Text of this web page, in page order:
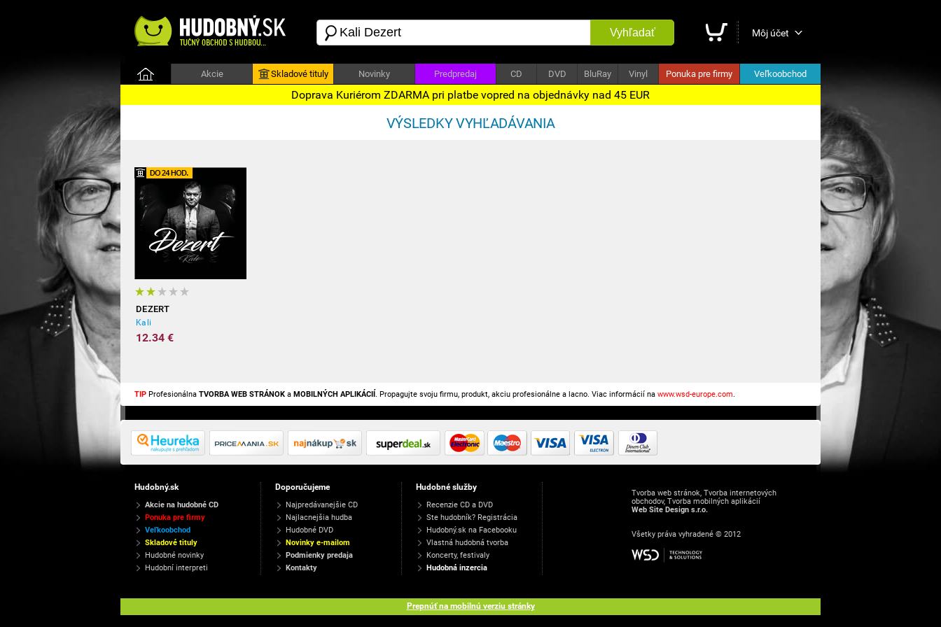
Vyhľadať Môj účet
Akcie Skladové tituly Novinky Predpredaj CD DVD BluRay Vinyl Ponuka pre firmy Veľkoobchod
Doprava Kuriérom ZDARMA pri platbe vopred na objednávky nad 45 EUR
VÝSLEDKY VYHĽADÁVANIA
DEZERT
Kali
12.34 €
TIP Profesionálna TVORBA WEB STRÁNOK a MOBILNÝCH APLIKÁCIÍ. Propagujte svoju firmu, produkt, akciu profesionálne a lacno. Viac informácií na www.wsd-europe.com.
Hudobný.sk
Akcie na hudobné CD
Ponuka pre firmy
Veľkoobchod
Skladové tituly
Hudobné novinky
Hudobní interpreti
Doporučujeme
Najpredávanejšie CD
Najlacnejšia hudba
Hudobné DVD
Novinky e-mailom
Podmienky predaja
Kontakty
Hudobné služby
Recenzie CD a DVD
Ste hudobník? Registrácia
Hudobný.sk na Facebooku
Vlastná hudobná tvorba
Koncerty, festivaly
Hudobná inzercia
Tvorba web stránok, Tvorba internetových
obchodov, Tvorba mobilných aplikácií
Web Site Design s.r.o.
Všetky práva vyhradené © 2012
Prepnúť na mobilnú verziu stránky